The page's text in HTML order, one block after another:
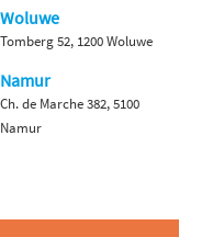
Woluwe
Tomberg 52, 1200 Woluwe
Namur
Ch. de Marche 382, 5100
Namur